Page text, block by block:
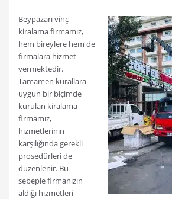
Beypazarı vinç
kiralama firmamız,
hem bireylere hem de
firmalara hizmet
vermektedir.
Tamamen kurallara
uygun bir biçimde
kurulan kiralama
firmamız,
hizmetlerinin
karşılığında gerekli
prosedürleri de
düzenlenir. Bu
sebeple firmanızın
aldığı hizmetleri